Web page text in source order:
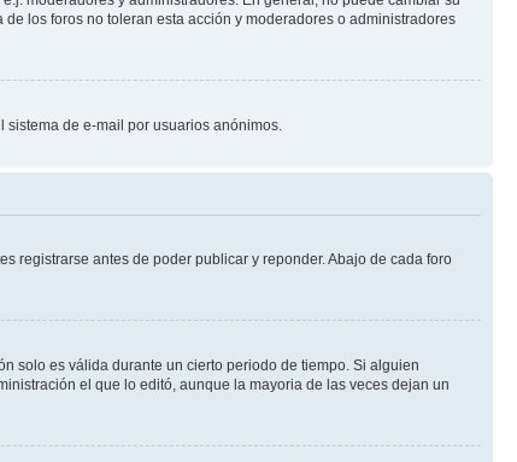
los foros no toleran esta acción y moderadores o administradores
de e-mail por usuarios anónimos.
registrarse antes de poder publicar y reponder. Abajo de cada foro
solo es válida durante un cierto periodo de tiempo. Si alguien
el que lo editó, aunque la mayoria de las veces dejan un